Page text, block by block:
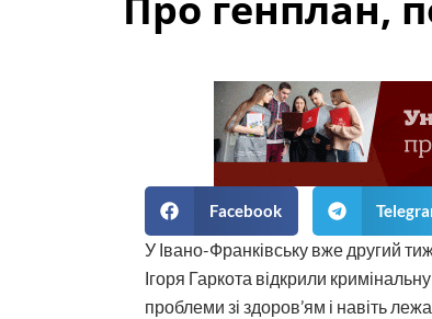
Facebook
У Івано-Франківську вже другий
Ігоря Гаркота відкрили
проблеми зі здоров’ям і навіть